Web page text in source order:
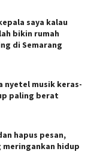
saya kalau
bikin rumah
di Semarang
nyetel musik keras-
paling berat
hapus pesan,
meringankan hidup